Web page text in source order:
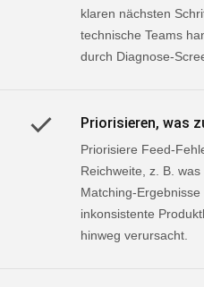
klaren nächsten
technische Teams
durch Diagnose-
Priorisieren, was
Priorisiere Feed-
Reichweite, z. B.
Matching-
inkonsistente
hinweg verursacht.